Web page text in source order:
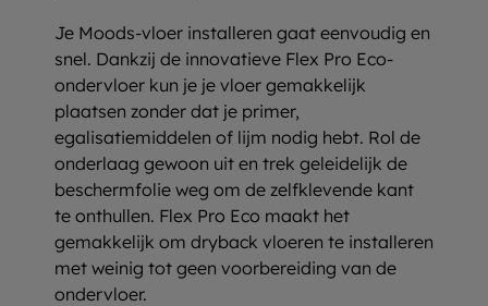
Je Moods-vloer installeren gaat eenvoudig en
snel. Dankzij de innovatieve Flex Pro Eco-
ondervloer kun je je vloer gemakkelijk
plaatsen zonder dat je primer,
egalisatiemiddelen of lijm nodig hebt. Rol de
onderlaag gewoon uit en trek geleidelijk de
beschermfolie weg om de zelfklevende kant
te onthullen. Flex Pro Eco maakt het
gemakkelijk om dryback vloeren te installeren
met weinig tot geen voorbereiding van de
ondervloer.